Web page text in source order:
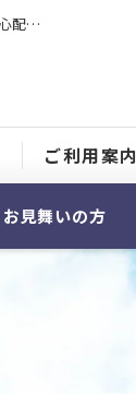
熊本の整形外科なら南部中央病院の新型コロナウイルスをご心配の方へをご紹介
ご利用案内
見舞いの方